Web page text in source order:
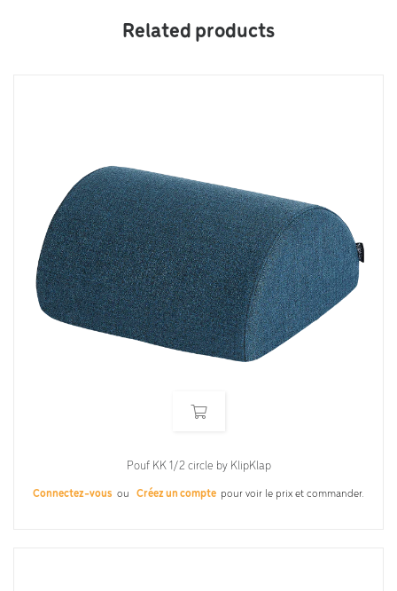
Related products
Pouf KK 1/2 circle by KlipKlap
Connectez-vous ou Créez un compte pour voir le prix et commander.